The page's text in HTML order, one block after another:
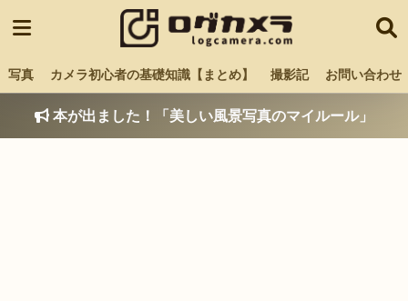
写真 カメラ初心者の基礎知識【まとめ】 撮影記 お問い合わせ
本が出ました！「美しい風景写真のマイルール」